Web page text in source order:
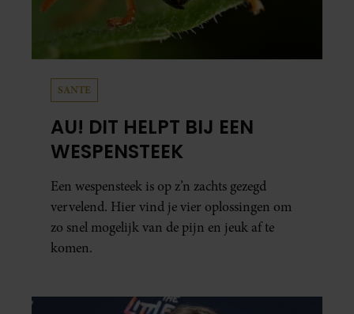
SANTE
AU! DIT HELPT BIJ EEN
WESPENSTEEK
Een wespensteek is op z’n zachts gezegd
vervelend. Hier vind je vier oplossingen om
zo snel mogelijk van de pijn en jeuk af te
komen.